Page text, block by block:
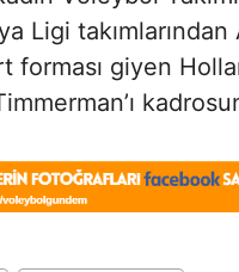
Ligi takımlarından
forması giyen